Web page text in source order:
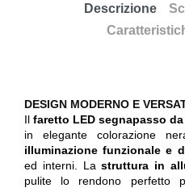
Descrizione
DESIGN MODERNO E
Il faretto LED segnapasso
in elegante colorazione
illuminazione funzionale e
ed interni. Lastruttura in
pulite lo rendono perfetto